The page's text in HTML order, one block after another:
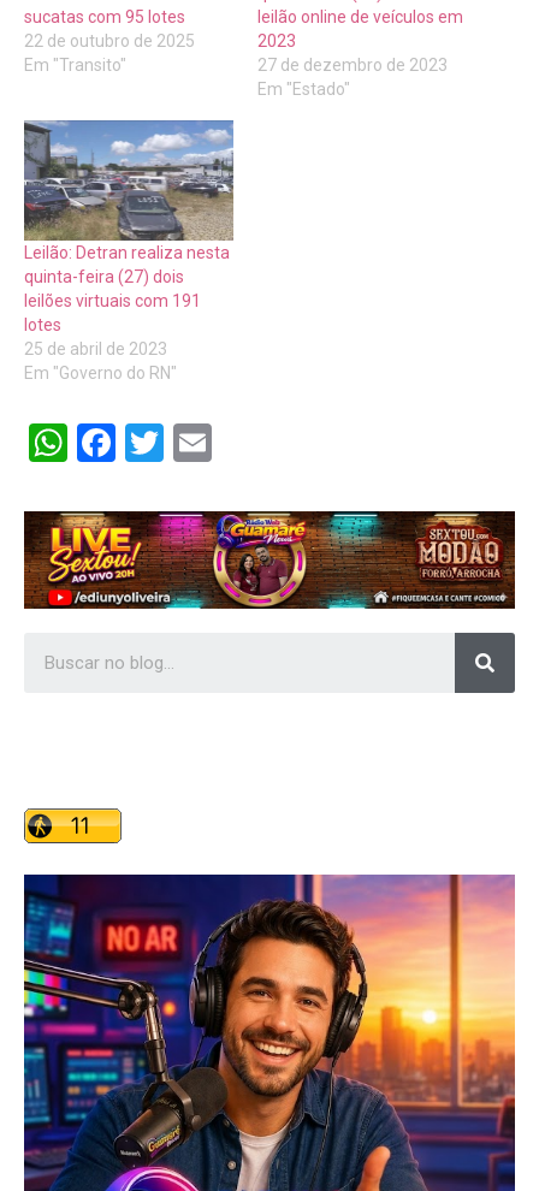
sucatas com 95 lotes
22 de outubro de 2025
Em "Transito"
leilão online de veículos em
2023
27 de dezembro de 2023
Em "Estado"
Leilão: Detran realiza nesta
quinta-feira (27) dois
leilões virtuais com 191
lotes
25 de abril de 2023
Em "Governo do RN"
WhatsApp
Facebook
Twitter